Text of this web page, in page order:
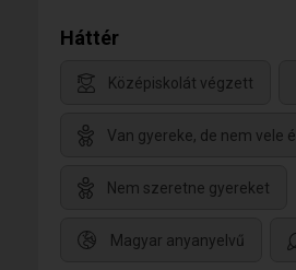
Háttér
Középiskolát végzett
Van gyereke, de nem vele él
Nem szeretne gyereket
Magyar anyanyelvű